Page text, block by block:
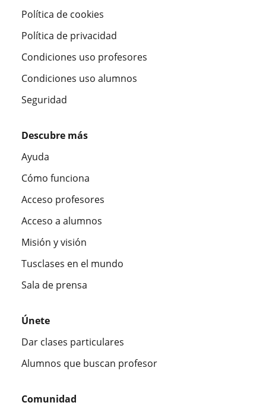
Política de cookies
Política de privacidad
Condiciones uso profesores
Condiciones uso alumnos
Seguridad
Descubre más
Ayuda
Cómo funciona
Acceso profesores
Acceso a alumnos
Misión y visión
Tusclases en el mundo
Sala de prensa
Únete
Dar clases particulares
Alumnos que buscan profesor
Comunidad